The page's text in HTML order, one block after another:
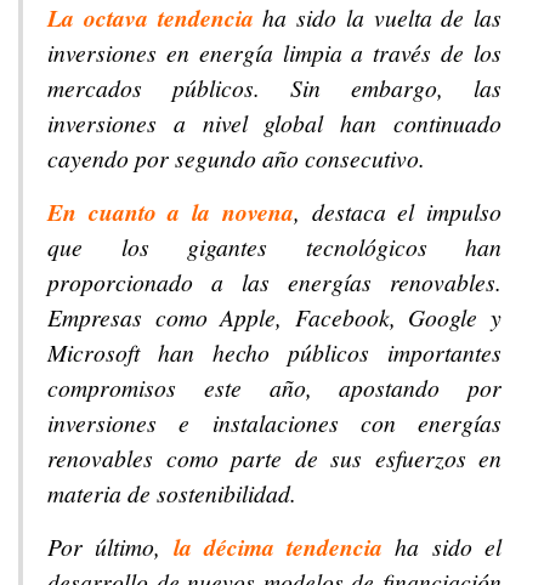
La octava tendencia ha sido la vuelta de las
inversiones en energía limpia a través de los
mercados públicos. Sin embargo, las
inversiones a nivel global han continuado
cayendo por segundo año consecutivo.
En cuanto a la novena, destaca el impulso
que los gigantes tecnológicos han
proporcionado a las energías renovables.
Empresas como Apple, Facebook, Google y
Microsoft han hecho públicos importantes
compromisos este año, apostando por
inversiones e instalaciones con energías
renovables como parte de sus esfuerzos en
materia de sostenibilidad.
Por último, la décima tendencia ha sido el